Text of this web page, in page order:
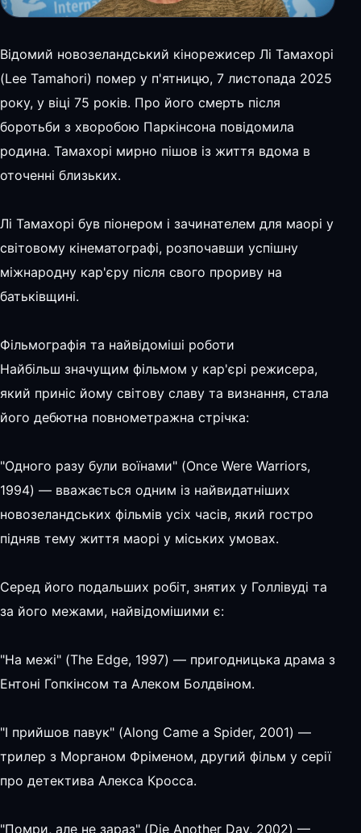
Відомий новозеландський кінорежисер Лі Тамахорі
(Lee Tamahori) помер у п'ятницю, 7 листопада 2025
року, у віці 75 років. Про його смерть після
боротьби з хворобою Паркінсона повідомила
родина. Тамахорі мирно пішов із життя вдома в
оточенні близьких.
Лі Тамахорі був піонером і зачинателем для маорі у
світовому кінематографі, розпочавши успішну
міжнародну кар'єру після свого прориву на
батьківщині.
Фільмографія та найвідоміші роботи
Найбільш значущим фільмом у кар'єрі режисера,
який приніс йому світову славу та визнання, стала
його дебютна повнометражна стрічка:
"Одного разу були воїнами" (Once Were Warriors,
1994) — вважається одним із найвидатніших
новозеландських фільмів усіх часів, який гостро
підняв тему життя маорі у міських умовах.
Серед його подальших робіт, знятих у Голлівуді та
за його межами, найвідомішими є:
"На межі" (The Edge, 1997) — пригодницька драма з
Ентоні Гопкінсом та Алеком Болдвіном.
"І прийшов павук" (Along Came a Spider, 2001) —
трилер з Морганом Фріменом, другий фільм у серії
про детектива Алекса Кросса.
"Помри, але не зараз" (Die Another Day, 2002) —